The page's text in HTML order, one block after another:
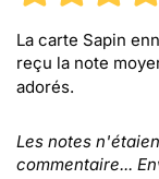
La carte Sapin
reçu la note
adorés.
Les notes
commentaire...